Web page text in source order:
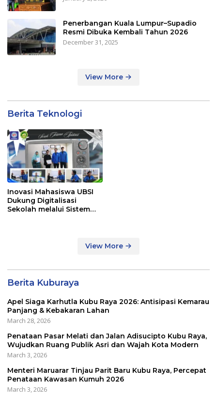
Penerbangan Kuala Lumpur–Supadio
Resmi Dibuka Kembali Tahun 2026
December 31, 2025
View More
Berita Teknologi
Inovasi Mahasiswa UBSI
Dukung Digitalisasi
Sekolah melalui Sistem
View More
Berita Kuburaya
Apel Siaga Karhutla Kubu Raya 2026: Antisipasi Kemarau
Panjang & Kebakaran Lahan
March 28, 2026
Penataan Pasar Melati dan Jalan Adisucipto Kubu Raya,
Wujudkan Ruang Publik Asri dan Wajah Kota Modern
March 3, 2026
Menteri Maruarar Tinjau Parit Baru Kubu Raya, Percepat
Penataan Kawasan Kumuh 2026
March 3, 2026